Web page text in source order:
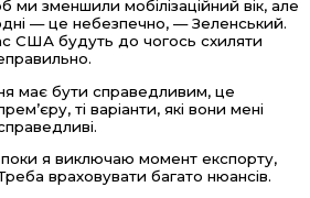
ми зменшили мобілізаційний вік, але
— це небезпечно, — Зеленський.
США будуть до чогось схиляти
має бути справедливим, це
ті варіанти, які вони мені
я виключаю момент експорту,
враховувати багато нюансів.